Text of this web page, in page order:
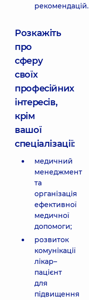
рекомендацій.
Розкажіть
про
сферу
своїх
професійних
інтересів,
крім
вашої
спеціалізації:
медичний
менеджмент
та
організація
ефективної
медичної
допомоги;
розвиток
комунікації
лікар–
пацієнт
для
підвищення